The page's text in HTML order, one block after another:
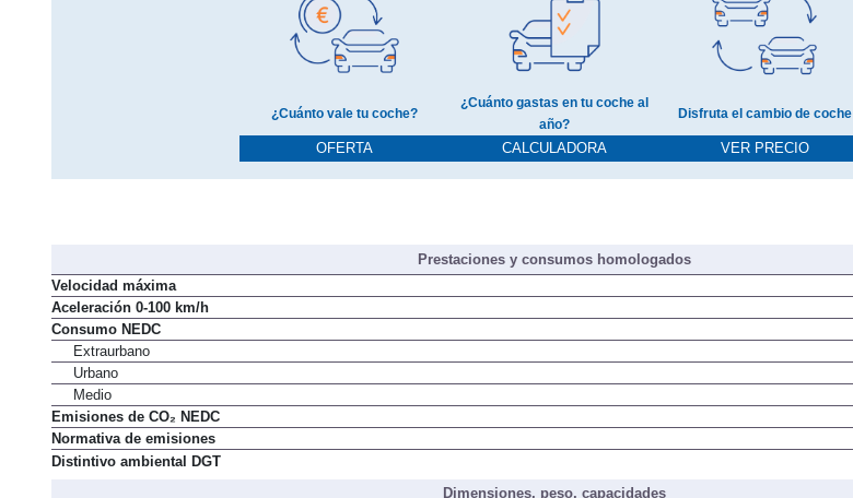
¿Cuánto vale tu coche?
OFERTA
¿Cuánto gastas en tu coche al
año?
CALCULADORA
Disfruta el cambio de coche
VER PRECIO
Prestaciones y consumos homologados
Velocidad máxima
Aceleración 0-100 km/h
Consumo NEDC
Extraurbano
Urbano
Medio
Emisiones de CO₂ NEDC
Normativa de emisiones
Distintivo ambiental DGT
Dimensiones, peso, capacidades